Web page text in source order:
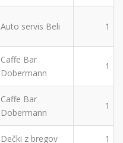
Auto servis Beli 1
Caffe Bar
Dobermann
1
Caffe Bar
Dobermann
1
Dečki z bregov 1